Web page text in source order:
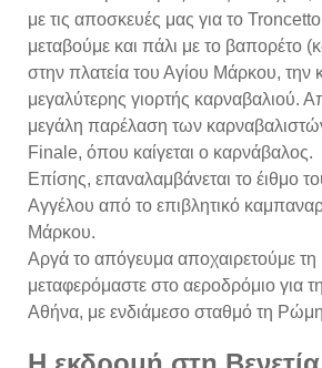
με τις αποσκευές μας για το
μεταβούμε και πάλι με το βαπορέτο
στην πλατεία του Αγίου Μάρκου, την
μεγαλύτερης γιορτής καρναβαλιού.
μεγάλη παρέλαση των
Finale, όπου καίγεται ο καρνάβαλος.
Επίσης, επαναλαμβάνεται το έιθμο
Αγγέλου από το επιβλητικό
Μάρκου.
Αργά το απόγευμα αποχαιρετούμε τη
μεταφερόμαστε στο αεροδρόμιο για
Αθήνα, με ενδιάμεσο σταθμό τη